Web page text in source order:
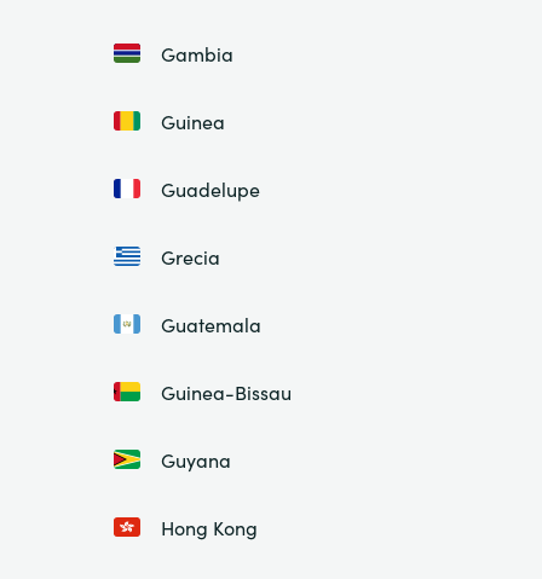
Gambia
Guinea
Guadelupe
Grecia
Guatemala
Guinea-Bissau
Guyana
Hong Kong